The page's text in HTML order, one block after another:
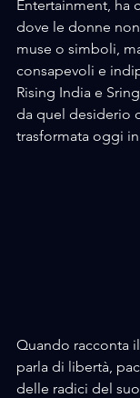
Entertainment, ha
dove le donne
muse o simboli,
consapevoli e
Rising India e
da quel desiderio
trasformata oggi
Quando racconta
parla di libertà,
delle radici del